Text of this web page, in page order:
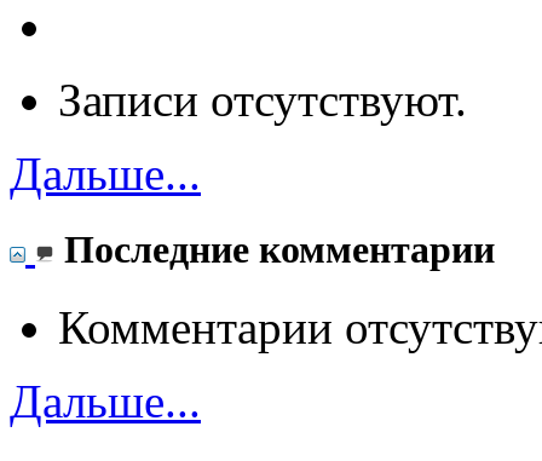
Записи отсутствуют.
Дальше...
Последние комментарии
Комментарии
Дальше...